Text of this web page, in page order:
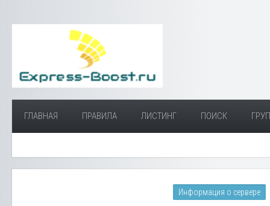
ГЛАВНАЯ ПРАВИЛА ЛИСТИНГ ПОИСК
Информация о сервере